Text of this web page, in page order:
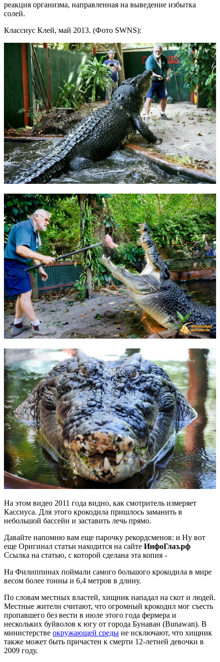
реакция организма, направленная на выведение избытка
солей.
Классиус Клей, май 2013. (Фото SWNS):
На этом видео 2011 года видно, как смотритель измеряет
Кассиуса. Для этого крокодила пришлось заманить в
небольшой бассейн и заставить лечь прямо.
Давайте напомню вам еще парочку рекордсменов: и Ну вот
еще Оригинал статьи находится на сайте ИнфоГлаз.рф
Ссылка на статью, с которой сделана эта копия -
На Филиппинах поймали самого большого крокодила в мире
весом более тонны и 6,4 метров в длину.
По словам местных властей, хищник нападал на скот и людей.
Местные жители считают, что огромный крокодил мог съесть
пропавшего без вести в июле этого года фермера и
нескольких буйволов к югу от города Бунаван (Bunawan). В
министерстве окружающей среды не исключают, что хищник
также может быть причастен к смерти 12-летней девочки в
2009 году.